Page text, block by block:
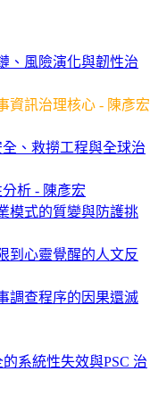
、風險演化與韌性治
資訊治理核心 - 陳彥宏
、救撈工程與全球治
析 - 陳彥宏
模式的質變與防護挑
到心靈覺醒的人文反
調查程序的因果還滅
系統性失效與PSC 治